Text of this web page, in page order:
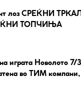
лоз СРЕЌНИ
ТОПЧИЊА
играта Новолото 7/
во ТИМ компани,